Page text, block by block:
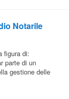
Notarile
figura di:
parte di un
gestione delle